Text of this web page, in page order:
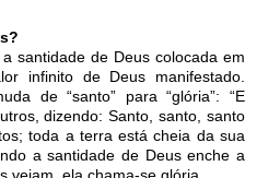
santidade de Deus colocada em
infinito de Deus manifestado.
de “santo” para “glória”: “E
dizendo: Santo, santo, santo
toda a terra está cheia da sua
a santidade de Deus enche a